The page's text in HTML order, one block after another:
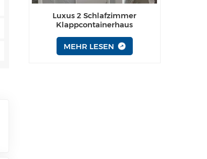
Luxus 2 Schlafzimmer
Klappcontainerhaus
MEHR LESEN